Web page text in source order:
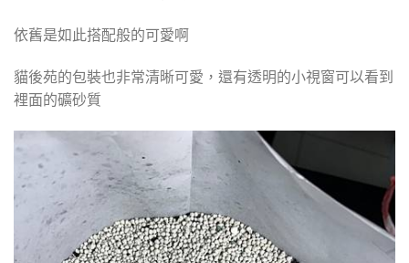
依舊是如此搭配般的可愛啊
貓後苑的包裝也非常清晰可愛，還有透明的小視窗可以看到
裡面的礦砂質